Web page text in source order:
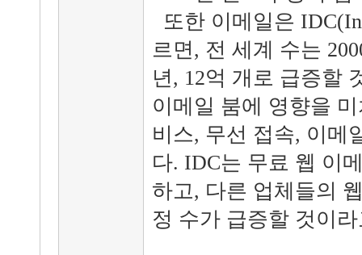
또한 이메일은
르면, 전 세계 수는
년, 12억 개로 급증할
이메일 붐에 영향을
비스, 무선 접속, 이메
다. IDC는 무료 웹 이
하고, 다른 업체들의
정 수가 급증할 것이